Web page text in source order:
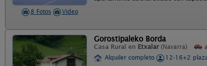
8 Fotos Video
Gorostipaleko Borda
Casa Rural en Etxalar (Navarra)
Alquiler completo
12-16+2